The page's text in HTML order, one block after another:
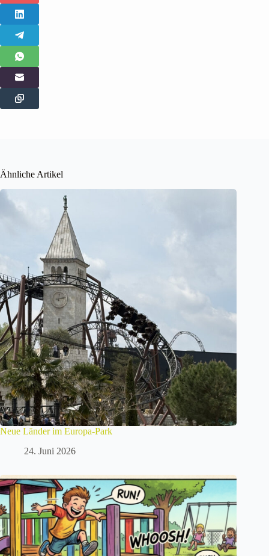
Ähnliche Artikel
Neue Länder im Europa-Park
24. Juni 2026